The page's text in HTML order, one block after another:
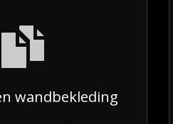
wandbekleding